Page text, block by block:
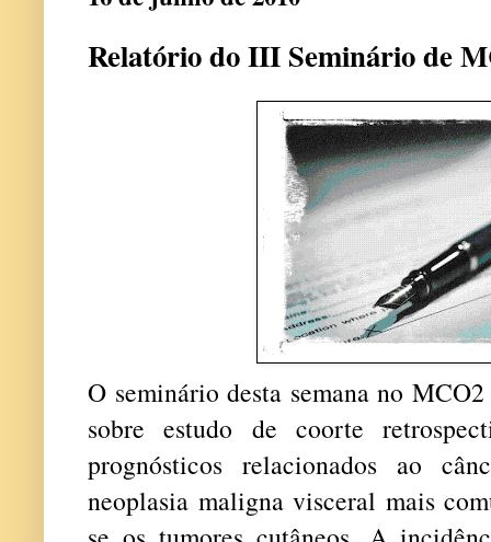
Relatório do III Seminário de
O seminário desta semana no
sobre estudo de coorte
prognósticos relacionados ao
neoplasia maligna visceral mais